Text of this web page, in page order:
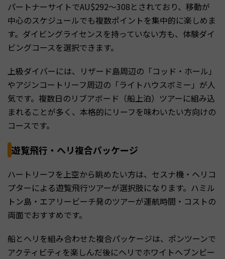
パートナーサイトでAU$292〜308とされており、移動が
中心のスケジュールでも複数ポイントを集中的に楽しめま
す。ダイビングライセンスを持っていない方も、体験ダイ
ビングコースを選択できます。
上級ダイバーには、リザード島周辺の「コッド・ホール」
やアジンコートリーフ周辺の「ライトハウスボミー」が人
気です。複数日のリブアボード（船上泊）ツアーに組み込
まれることが多く、本格的にリーフを味わいたい方向けの
コースです。
遊覧飛行・ヘリ複合パッケージ
ハートリーフを上空から眺めたい方は、セスナ機・ヘリコ
プターによる遊覧飛行ツアーが選択肢になります。ハミル
トン島・エアリービーチ発のツアーが運航時間・コストの
両面でおすすめです。
船とヘリを組み合わせた複合パッケージは、ポンツーンで
アクティビティを楽しんだ後にヘリでホワイトヘブンビー